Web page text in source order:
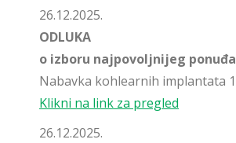
26.12.2025.
ODLUKA
o izboru najpovoljnijeg
Nabavka kohlearnih implantata
Klikni na link za pregled
26.12.2025.